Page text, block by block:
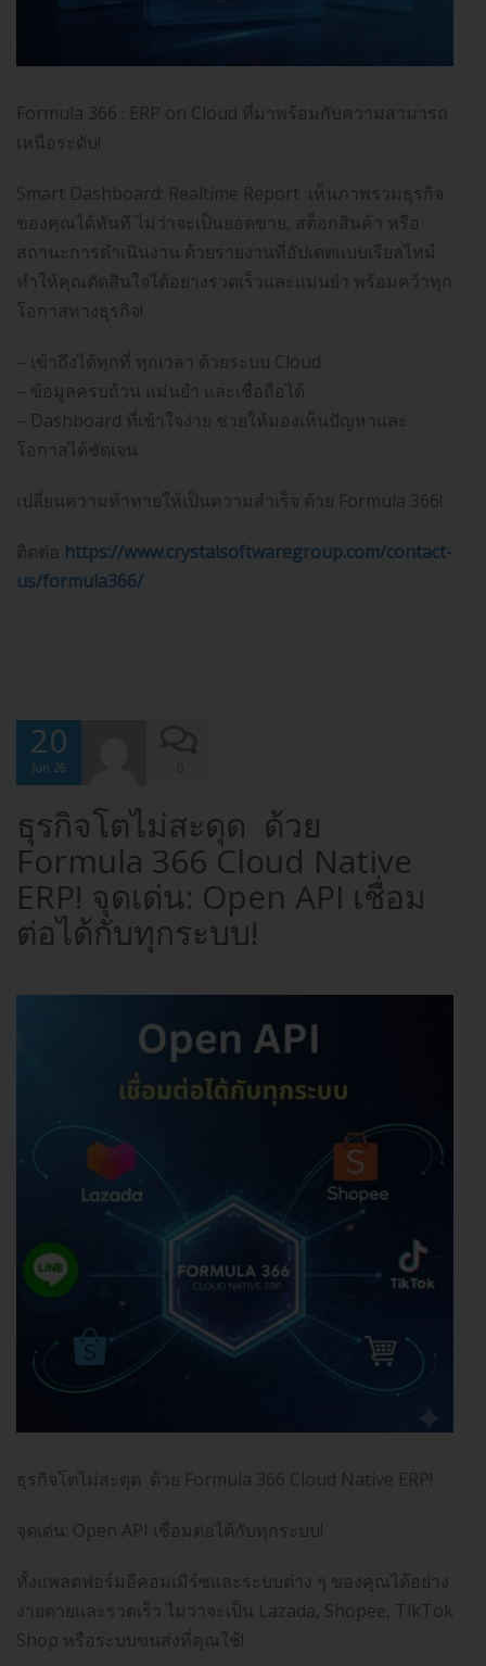
Formula 366 : ERP on Cloud ที่มาพร้อมกับความสามารถ
เหนือระดับ!
Smart Dashboard: Realtime Report เห็นภาพรวมธุรกิจ
ของคุณได้ทันที ไม่ว่าจะเป็นยอดขาย, สต็อกสินค้า หรือ
สถานะการดำเนินงาน ด้วยรายงานที่อัปเดตแบบเรียลไทม์
ทำให้คุณตัดสินใจได้อย่างรวดเร็วและแม่นยำ พร้อมคว้าทุก
โอกาสทางธุรกิจ!
– เข้าถึงได้ทุกที่ ทุกเวลา ด้วยระบบ Cloud
– ข้อมูลครบถ้วน แม่นยำ และเชื่อถือได้
– Dashboard ที่เข้าใจง่าย ช่วยให้มองเห็นปัญหาและ
โอกาสได้ชัดเจน
เปลี่ยนความท้าทายให้เป็นความสำเร็จ ด้วย Formula 366!
ติดต่อ https://www.crystalsoftwaregroup.com/contact-
us/formula366/
20
Jun 26
ธุรกิจโตไม่สะดุด ด้วย
Formula 366 Cloud Native
ERP! จุดเด่น: Open API เชื่อม
ต่อได้กับทุกระบบ!
ธุรกิจโตไม่สะดุด ด้วย Formula 366 Cloud Native ERP!
จุดเด่น: Open API เชื่อมต่อได้กับทุกระบบ!
ทั้งแพลตฟอร์มอีคอมเมิร์ซและระบบต่าง ๆ ของคุณได้อย่าง
ง่ายดายและรวดเร็ว ไม่ว่าจะเป็น Lazada, Shopee, TikTok
Shop หรือระบบขนส่งที่คุณใช้!